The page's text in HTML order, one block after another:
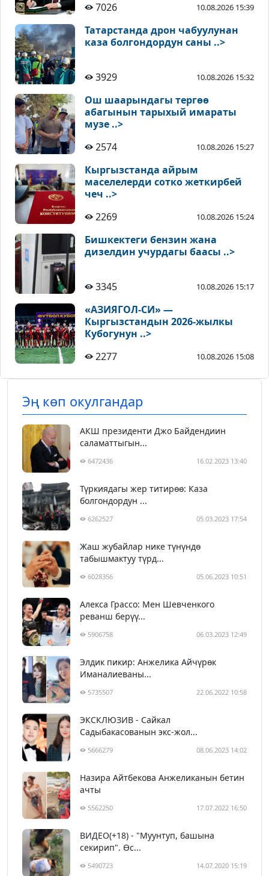
7026
10.08.2026 15:39
Татарстанда дрон чабуулунан
каза болгондордун саны ..>
3929 10.08.2026 15:32
Ош шаарындагы тергөө
абагынын тарыхый имараты
музе ..>
2574
10.08.2026 15:27
Кыргызстанда айрым
маселелерди сотко жеткирбей
чеч ..>
2269
10.08.2026 15:24
Бишкектеги бензин жана
дизелдин учурдагы баасы ..>
3345 10.08.2026 15:17
«АЗИЯГОЛ-СИ» —
Кыргызстандын 2026-жылкы
Кубогунун ..>
2277
10.08.2026 15:08
Эң көп окулгандар
АКШ президенти Джо Байдендиин
саламаттыгын...
6472436 16.02.2023 13:40
Түркиядагы жер титирөө: Каза
болгондордун ...
6262527 05.03.2023 17:54
Жаш жубайлар нике түнүндө
табышмактуу түрд...
6028356 05.06.2023 10:51
Алекса Грассо: Мен Шевченкого
реванш берүү...
5906758 06.03.2023 12:49
Элдик пикир: Анжелика Айчүрөк
Иманалиеваны...
5735507 22.06.2022 10:58
ЭКСКЛЮЗИВ - Сайкал
Садыбакасованын экс-жол...
5666279 08.06.2023 14:02
Назира Айтбекова Анжеликанын бетин
ачты
5562250 17.07.2022 16:50
ВИДЕО(+18) - "Муунтуп, башына
секирип". Өс...
5490723 14.07.2020 15:19